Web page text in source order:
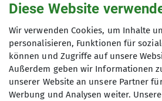
News Startseite
Programm Alpines Museum
Diese Website
Wir verwenden Cookies, um Inhalte
personalisieren, Funktionen für
können und Zugriffe auf unsere
Außerdem geben wir Informationen
unserer Website an unsere Partner
Werbung und Analysen weiter.